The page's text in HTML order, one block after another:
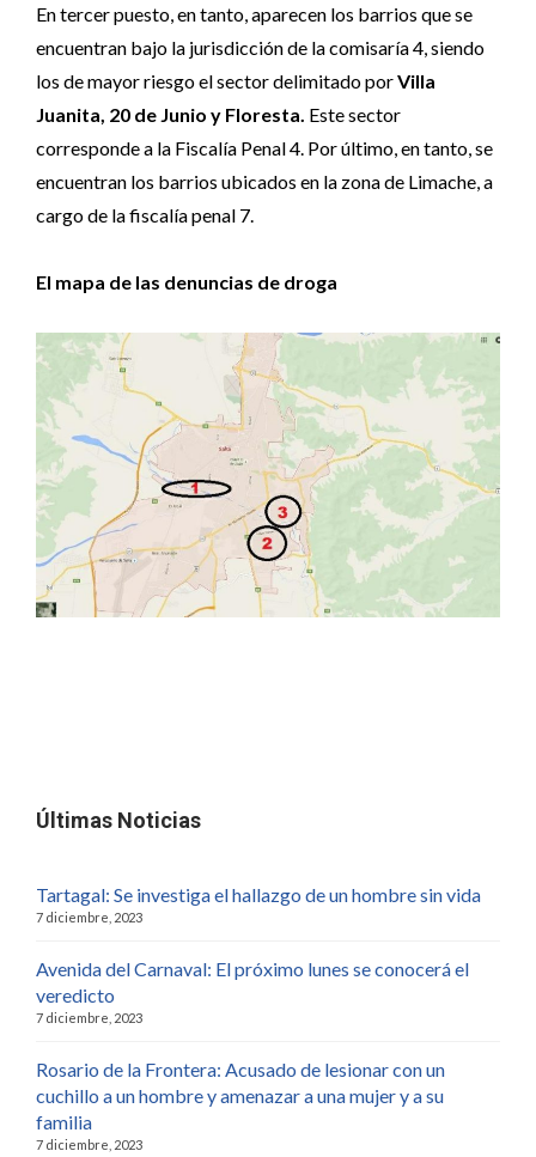
En tercer puesto, en tanto, aparecen los barrios que se
encuentran bajo la jurisdicción de la comisaría 4, siendo
los de mayor riesgo el sector delimitado porVilla
Juanita, 20 de Junio y Floresta. Este sector
corresponde a la Fiscalía Penal 4. Por último, en tanto, se
encuentran los barrios ubicados en la zona de Limache, a
cargo de la fiscalía penal 7.
El mapa de las denuncias de droga
Últimas Noticias
Tartagal: Se investiga el hallazgo de un hombre sin vida
7 diciembre, 2023
Avenida del Carnaval: El próximo lunes se conocerá el
veredicto
7 diciembre, 2023
Rosario de la Frontera: Acusado de lesionar con un
cuchillo a un hombre y amenazar a una mujer y a su
familia
7 diciembre, 2023